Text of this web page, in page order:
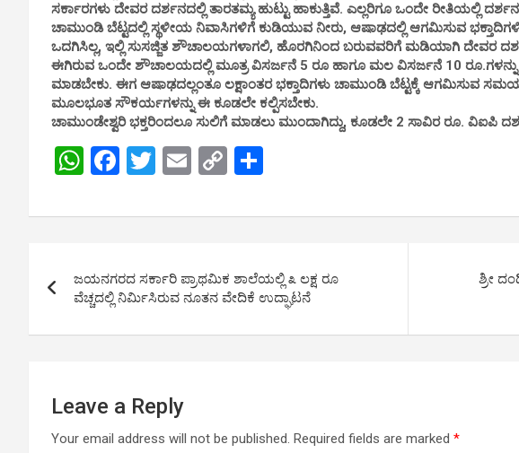
ಸರ್ಕಾರಗಳು ದೇವರ ದರ್ಶನದಲ್ಲಿ ತಾರತಮ್ಯ ಹುಟ್ಟು ಹಾಕುತ್ತಿವೆ. ಎಲ್ಲರಿಗೂ ಒಂದೇ ರೀತಿಯಲ್ಲಿ ದರ್ಶನ
ಚಾಮುಂಡಿ ಬೆಟ್ಟದಲ್ಲಿ ಸ್ಥಳೀಯ ನಿವಾಸಿಗಳಿಗೆ ಕುಡಿಯುವ ನೀರು, ಆಷಾಢದಲ್ಲಿ ಆಗಮಿಸುವ
ಒದಗಿಸಿಲ್ಲ, ಇಲ್ಲಿ ಸುಸಜ್ಜಿತ ಶೌಚಾಲಯಗಳಾಗಲಿ, ಹೊರಗಿನಿಂದ ಬರುವವರಿಗೆ ಮಡಿಯಾಗಿ ದೇವರ
ಈಗಿರುವ ಒಂದೇ ಶೌಚಾಲಯದಲ್ಲಿ ಮೂತ್ರ ವಿಸರ್ಜನೆ 5 ರೂ ಹಾಗೂ ಮಲ ವಿಸರ್ಜನೆ 10 ರೂ.ಗಳನ್ನು
ಮಾಡಬೇಕು. ಈಗ ಆಷಾಢದಲ್ಲಂತೂ ಲಕ್ಷಾಂತರ ಭಕ್ತಾದಿಗಳು ಚಾಮುಂಡಿ ಬೆಟ್ಟಕ್ಕೆ ಆಗಮಿಸುವ
ಮೂಲಭೂತ ಸೌಕರ್ಯಗಳನ್ನು ಈ ಕೂಡಲೇ ಕಲ್ಪಿಸಬೇಕು.
ಚಾಮುಂಡೇಶ್ವರಿ ಭಕ್ತರಿಂದಲೂ ಸುಲಿಗೆ ಮಾಡಲು ಮುಂದಾಗಿದ್ದು, ಕೂಡಲೇ 2 ಸಾವಿರ ರೂ. ವಿಐಪಿ
W
at
A
p
p
F
ce
o
o
k
T
tt
E
ail
C
py
n
k
ar
navigation
ಜಯನಗರದ ಸರ್ಕಾರಿ ಪ್ರಾಥಮಿಕ ಶಾಲೆಯಲ್ಲಿ ೩ ಲಕ್ಷ ರೂ
ವೆಚ್ಚದಲ್ಲಿ ನಿರ್ಮಿಸಿರುವ ನೂತನ ವೇದಿಕೆ ಉದ್ಘಾಟನೆ
ಶ್ರೀ
Leave a Reply
Your email address will not be published. Required fields are marked *